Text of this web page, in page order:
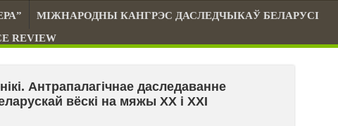
МІЖНАРОДНЫ КАНГРЭС ДАСЛЕДЧЫКАЎ БЕЛАРУСІ
REVIEW
Антрапалагічнае даследаванне
вёскі на мяжы XX і XXI